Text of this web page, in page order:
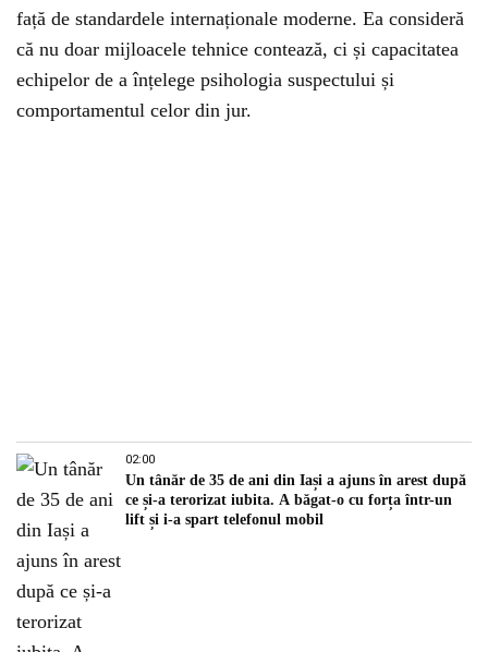
față de standardele internaționale moderne. Ea consideră
că nu doar mijloacele tehnice contează, ci și capacitatea
echipelor de a înțelege psihologia suspectului și
comportamentul celor din jur.
02:00
Un tânăr de 35 de ani din Iași a ajuns în arest după
ce și-a terorizat iubita. A băgat-o cu forța într-un
lift și i-a spart telefonul mobil